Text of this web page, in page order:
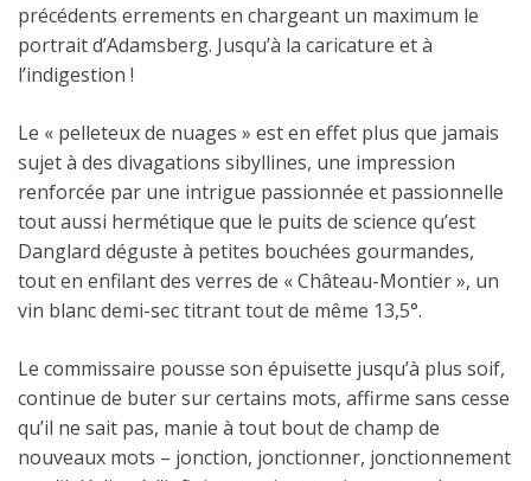
précédents errements en chargeant un maximum le
portrait d’Adamsberg. Jusqu’à la caricature et à
l’indigestion !
Le « pelleteux de nuages » est en effet plus que jamais
sujet à des divagations sibyllines, une impression
renforcée par une intrigue passionnée et passionnelle
tout aussi hermétique que le puits de science qu’est
Danglard déguste à petites bouchées gourmandes,
tout en enfilant des verres de « Château-Montier », un
vin blanc demi-sec titrant tout de même 13,5°.
Le commissaire pousse son épuisette jusqu’à plus soif,
continue de buter sur certains mots, affirme sans cesse
qu’il ne sait pas, manie à tout bout de champ de
nouveaux mots – jonction, jonctionner, jonctionnement